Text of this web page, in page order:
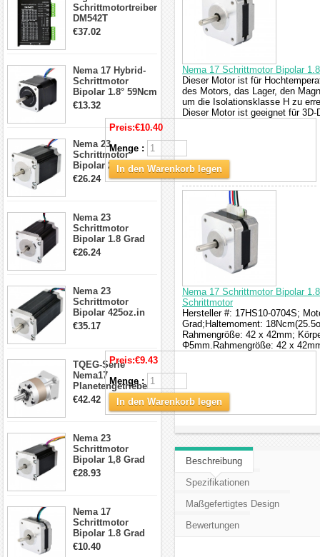
Schrittmotortreiber
DM542T
Schrittmotor
Schrittmotor
€37.02
Nema 17 Hybrid-
Schrittmotor
Bipolar 1.8° 59Ncm
2A 4 Drähte mit 1m
€13.32
Nema 23
Schrittmotor
Bipolar 269oz.in
2,8A 57x57x76mm
€26.24
Nema 23
Schrittmotor
Bipolar 1.8 Grad
1.9Nm 3A 3.36V 4
€26.24
Nema 23
Schrittmotor
Bipolar 425oz.in
4.2A 57x57x114mm
€35.17
TQEG-Serie
Nema17
Planetengetriebe
5:1 Spiel 15Arc-
min für Nema 17
Getriebe
€42.42
Nema 23
Schrittmotor
Bipolar 1,8 Grad
2,83Nm 4 A 2,26V
€28.93
Nema 17
Schrittmotor
Bipolar 1.8 Grad
8.7Ncm 1A 3.5V 4
€10.40
Nema 17 Schrittmotor Bipolar
Dieser Motor ist für
des Motors, das Lager, den
um die Isolationsklasse H zu
Dieser Motor ist geeignet für
Preis:€10.40
Menge :
In den Warenkorb legen
Nema 17 Schrittmotor Bipolar
Schrittmotor
Hersteller #: 17HS10-0704S;
Grad;Haltemoment:
Rahmengröße: 42 x 42mm;
Φ5mm.Rahmengröße: 42 x
Preis:€9.43
Menge :
In den Warenkorb legen
Beschreibung
Spezifikationen
Maßgefertigtes Design
Bewertungen